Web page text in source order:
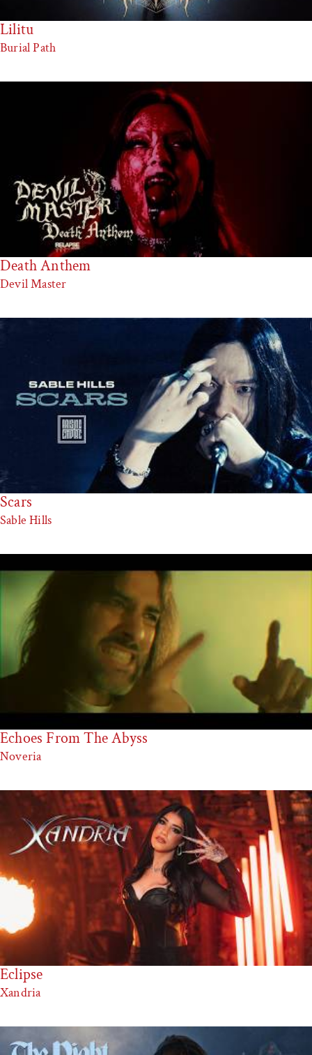
Lilitu
Burial Path
Death Anthem
Devil Master
Scars
Sable Hills
Echoes From The Abyss
Noveria
Eclipse
Xandria